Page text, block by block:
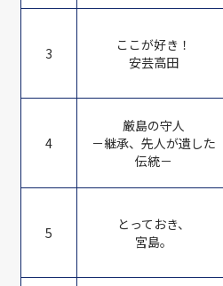
3
ここが好き！
安芸高田
4
厳島の守人
－継承、先人が遺した
伝統－
5
とっておき、
宮島。